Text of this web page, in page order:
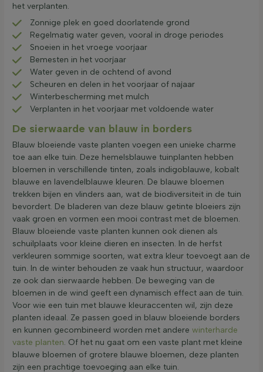
het verplanten.
Zonnige plek en goed doorlatende grond
Regelmatig water geven, vooral in droge periodes
Snoeien in het vroege voorjaar
Bemesten in het voorjaar
Water geven in de ochtend of avond
Scheuren en delen in het voorjaar of najaar
Winterbescherming met mulch
Verplanten in het voorjaar met voldoende water
De sierwaarde van blauw in borders
Blauw bloeiende vaste planten voegen een unieke charme
toe aan elke tuin. Deze hemelsblauwe tuinplanten hebben
bloemen in verschillende tinten, zoals indigoblauwe, kobalt
blauwe en lavendelblauwe kleuren. De blauwe bloemen
trekken bijen en vlinders aan, wat de biodiversiteit in de tuin
bevordert. De bladeren van deze blauw getinte bloeiers zijn
vaak groen en vormen een mooi contrast met de bloemen.
Blauw bloeiende vaste planten kunnen ook dienen als
schuilplaats voor kleine dieren en insecten. In de herfst
verkleuren sommige soorten, wat extra kleur toevoegt aan de
tuin. In de winter behouden ze vaak hun structuur, waardoor
ze ook dan sierwaarde hebben. De beweging van de
bloemen in de wind geeft een dynamisch effect aan de tuin.
Voor wie een tuin met blauwe kleuraccenten wil, zijn deze
planten ideaal. Ze passen goed in blauw bloeiende borders
en kunnen gecombineerd worden met andere winterharde
vaste planten. Of het nu gaat om een vaste plant met kleine
blauwe bloemen of grotere blauwe bloemen, deze planten
zijn een prachtige toevoeging aan elke tuin.